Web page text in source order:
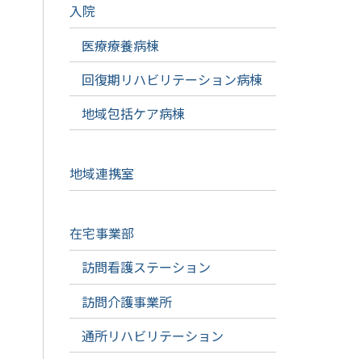
入院
医療療養病棟
回復期リハビリテーション病棟
地域包括ケア病棟
地域連携室
在宅事業部
訪問看護ステーション
訪問介護事業所
通所リハビリテーション